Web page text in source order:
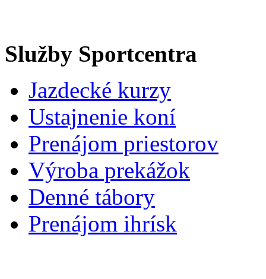
Služby Sportcentra
Jazdecké kurzy
Ustajnenie koní
Prenájom priestorov
Výroba prekážok
Denné tábory
Prenájom ihrísk